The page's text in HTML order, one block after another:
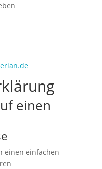
einen
einen einfachen